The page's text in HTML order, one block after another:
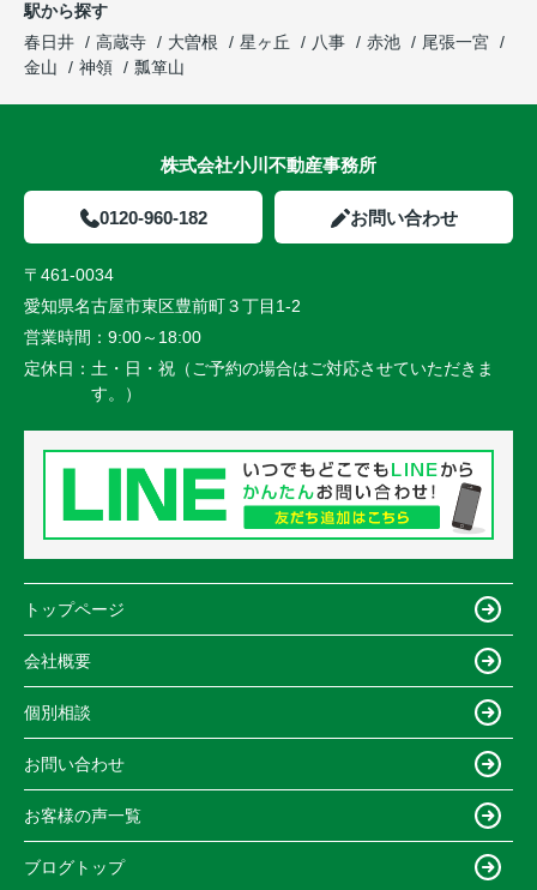
駅から探す
春日井
高蔵寺 大曽根 星ヶ丘 八事 赤池
尾張一宮
金山
神領 瓢箪山
株式会社小川不動産事務所
0120-960-182 お問い合わせ
〒461-0034
愛知県名古屋市東区豊前町３丁目1-2
営業時間： 9:00～18:00
定休日： 土・日・祝（ご予約の場合はご対応させていただきま
す。）
トップページ
会社概要
個別相談
お問い合わせ
お客様の声一覧
ブログトップ